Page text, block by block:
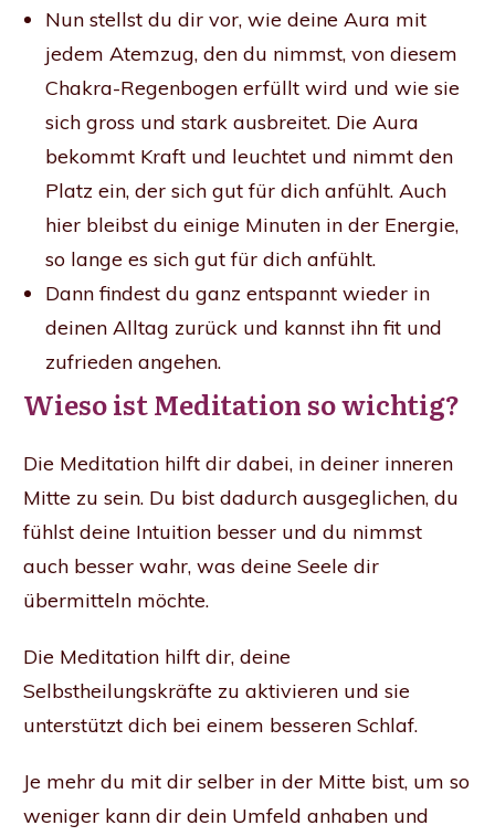
Nun stellst du dir vor, wie deine Aura mit
jedem Atemzug, den du nimmst, von diesem
Chakra-Regenbogen erfüllt wird und wie sie
sich gross und stark ausbreitet. Die Aura
bekommt Kraft und leuchtet und nimmt den
Platz ein, der sich gut für dich anfühlt. Auch
hier bleibst du einige Minuten in der Energie,
so lange es sich gut für dich anfühlt.
Dann findest du ganz entspannt wieder in
deinen Alltag zurück und kannst ihn fit und
zufrieden angehen.
Wieso ist Meditation so wichtig?
Die Meditation hilft dir dabei, in deiner inneren
Mitte zu sein. Du bist dadurch ausgeglichen, du
fühlst deine Intuition besser und du nimmst
auch besser wahr, was deine Seele dir
übermitteln möchte.
Die Meditation hilft dir, deine
Selbstheilungskräfte zu aktivieren und sie
unterstützt dich bei einem besseren Schlaf.
Je mehr du mit dir selber in der Mitte bist, um so
weniger kann dir dein Umfeld anhaben und